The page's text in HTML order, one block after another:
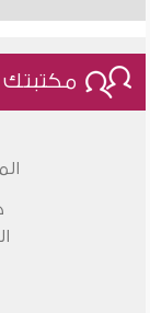
مكتبتك